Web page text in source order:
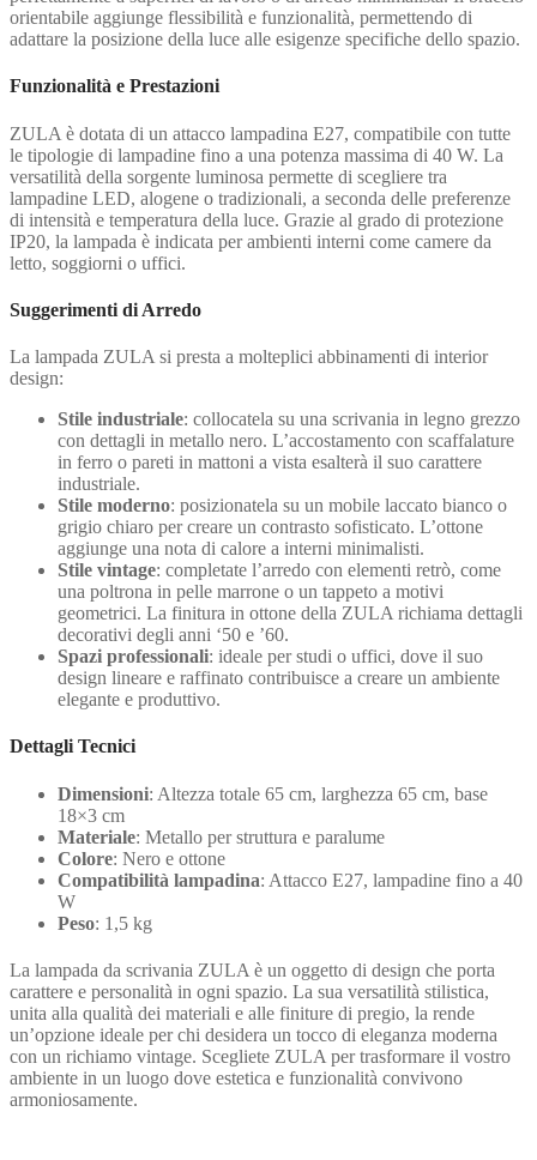
orientabile aggiunge flessibilità e funzionalità, permettendo di
adattare la posizione della luce alle esigenze specifiche dello spazio.
Funzionalità e Prestazioni
ZULA è dotata di un attacco lampadina E27, compatibile con tutte
le tipologie di lampadine fino a una potenza massima di 40 W. La
versatilità della sorgente luminosa permette di scegliere tra
lampadine LED, alogene o tradizionali, a seconda delle preferenze
di intensità e temperatura della luce. Grazie al grado di protezione
IP20, la lampada è indicata per ambienti interni come camere da
letto, soggiorni o uffici.
Suggerimenti di Arredo
La lampada ZULA si presta a molteplici abbinamenti di interior
design:
Stile industriale: collocatela su una scrivania in legno grezzo
con dettagli in metallo nero. L’accostamento con scaffalature
in ferro o pareti in mattoni a vista esalterà il suo carattere
industriale.
Stile moderno: posizionatela su un mobile laccato bianco o
grigio chiaro per creare un contrasto sofisticato. L’ottone
aggiunge una nota di calore a interni minimalisti.
Stile vintage: completate l’arredo con elementi retrò, come
una poltrona in pelle marrone o un tappeto a motivi
geometrici. La finitura in ottone della ZULA richiama dettagli
decorativi degli anni ‘50 e ’60.
Spazi professionali: ideale per studi o uffici, dove il suo
design lineare e raffinato contribuisce a creare un ambiente
elegante e produttivo.
Dettagli Tecnici
Dimensioni: Altezza totale 65 cm, larghezza 65 cm, base
18×3 cm
Materiale: Metallo per struttura e paralume
Colore: Nero e ottone
Compatibilità lampadina: Attacco E27, lampadine fino a 40
W
Peso: 1,5 kg
La lampada da scrivania ZULA è un oggetto di design che porta
carattere e personalità in ogni spazio. La sua versatilità stilistica,
unita alla qualità dei materiali e alle finiture di pregio, la rende
un’opzione ideale per chi desidera un tocco di eleganza moderna
con un richiamo vintage. Scegliete ZULA per trasformare il vostro
ambiente in un luogo dove estetica e funzionalità convivono
armoniosamente.